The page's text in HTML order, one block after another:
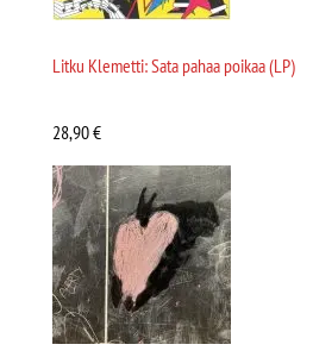
Litku Klemetti: Sata pahaa poikaa (LP)
28,90€